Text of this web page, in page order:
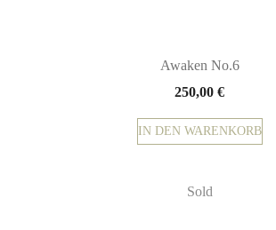
Awaken No.6
250,00 €
IN DEN WARENKORB
Sold